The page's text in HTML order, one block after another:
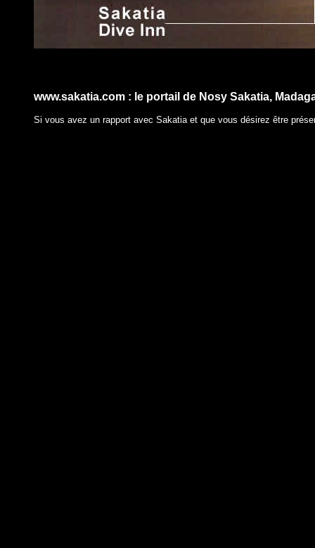
www.sakatia.com : le portail de Nosy Sakatia,
Si vous avez un rapport avec Sakatia et que vous désirez être